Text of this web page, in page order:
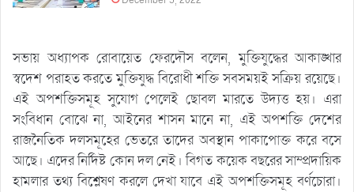
সভায় অধ্যাপক রোবায়েত ফেরদৌস বলেন, মুক্তিযুদ্ধের আকাঙ্খার
স্বদেশ পরাহত করতে মুক্তিযুদ্ধ বিরোধী শক্তি সবসময়ই সক্রিয় রয়েছে।
এই অপশক্তিসমূহ সুযোগ পেলেই ছোবল মারতে উদ্যত্ত হয়। এরা
সংবিধান বোঝে না, আইনের শাসন মানে না, এই অপশক্তি দেশের
রাজনৈতিক দলসমূহের ভেতরে তাদের অবস্থান পাকাপোক্ত করে বসে
আছে। এদের নির্দিষ্ট কোন দল নেই। বিগত কয়েক বছরের সাম্প্রদায়িক
হামলার তথ্য বিশ্লেষণ করলে দেখা যাবে এই অপশক্তিসমূহ বর্ণচোরা।